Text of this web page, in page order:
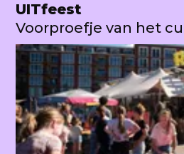
UITfeest
Voorproefje van het